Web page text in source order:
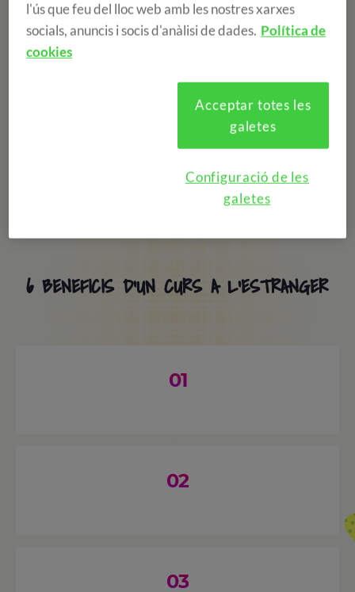
Viure una experiència en anglès, o en qualsevol altre idioma
diferent al nadiu, pot ser una aventura increíble... i molt més si
Conèixer a gent nova que ràpidament es convertiran en amics
per sempre, descobrir un nou país i la seva cultura, millorar el
teu nivell de l'idioma local...són molts els beneficis de realizar
destacats:
6 BENEFICIS D'UN CURS A L'ESTRANGER
01
02
03
l'ús que feu del lloc web amb les nostres xarxes
socials, anuncis i socis d'anàlisi de dades. Política de
cookies
Acceptar totes les
galetes
Configuració de les
galetes